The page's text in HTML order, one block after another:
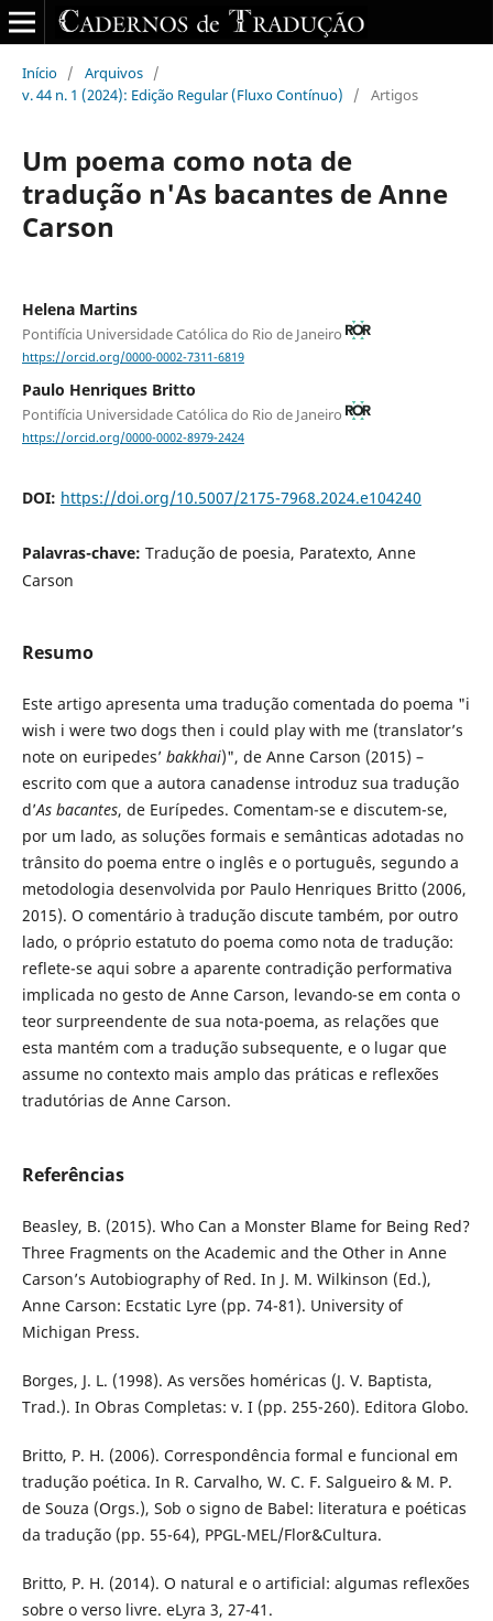
Início / Arquivos /
v. 44 n. 1 (2024): Edição Regular (Fluxo Contínuo)
/ Artigos
Um poema como nota de
tradução n'As bacantes de Anne
Carson
Helena Martins
Pontifícia Universidade Católica do Rio de Janeiro
https://orcid.org/0000-0002-7311-6819
Paulo Henriques Britto
Pontifícia Universidade Católica do Rio de Janeiro
https://orcid.org/0000-0002-8979-2424
DOI: https://doi.org/10.5007/2175-7968.2024.e104240
Palavras-chave: Tradução de poesia, Paratexto, Anne
Carson
Resumo
Este artigo apresenta uma tradução comentada do poema "i
wish i were two dogs then i could play with me (translator’s
note on euripedes’ bakkhai)", de Anne Carson (2015) –
escrito com que a autora canadense introduz sua tradução
d’As bacantes, de Eurípedes. Comentam-se e discutem-se,
por um lado, as soluções formais e semânticas adotadas no
trânsito do poema entre o inglês e o português, segundo a
metodologia desenvolvida por Paulo Henriques Britto (2006,
2015). O comentário à tradução discute também, por outro
lado, o próprio estatuto do poema como nota de tradução:
reflete-se aqui sobre a aparente contradição performativa
implicada no gesto de Anne Carson, levando-se em conta o
teor surpreendente de sua nota-poema, as relações que
esta mantém com a tradução subsequente, e o lugar que
assume no contexto mais amplo das práticas e reflexões
tradutórias de Anne Carson.
Referências
Beasley, B. (2015). Who Can a Monster Blame for Being Red?
Three Fragments on the Academic and the Other in Anne
Carson’s Autobiography of Red. In J. M. Wilkinson (Ed.),
Anne Carson: Ecstatic Lyre (pp. 74-81). University of
Michigan Press.
Borges, J. L. (1998). As versões homéricas (J. V. Baptista,
Trad.). In Obras Completas: v. I (pp. 255-260). Editora Globo.
Britto, P. H. (2006). Correspondência formal e funcional em
tradução poética. In R. Carvalho, W. C. F. Salgueiro & M. P.
de Souza (Orgs.), Sob o signo de Babel: literatura e poéticas
da tradução (pp. 55-64), PPGL-MEL/Flor&Cultura.
Britto, P. H. (2014). O natural e o artificial: algumas reflexões
sobre o verso livre. eLyra 3, 27-41.